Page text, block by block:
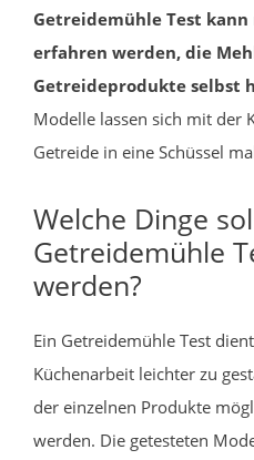
Getreidemühle Test
erfahren werden, die
Getreideprodukte selbst
Modelle lassen sich mit der
Getreide in eine Schüssel
Welche Dinge
Getreidemühle
werden?
Ein Getreidemühle Test
Küchenarbeit leichter zu
der einzelnen Produkte
werden. Die getesteten